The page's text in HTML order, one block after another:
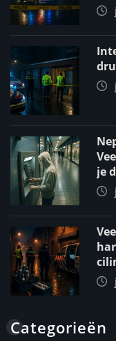
je
Categorieën